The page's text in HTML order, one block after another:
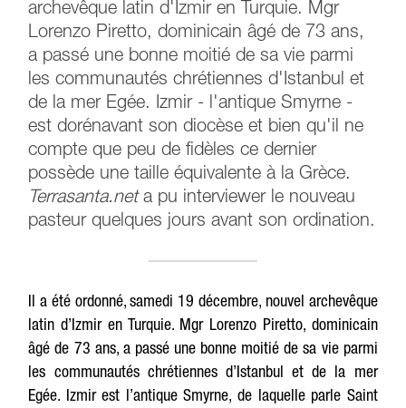
archevêque latin d'Izmir en Turquie. Mgr
Lorenzo Piretto, dominicain âgé de 73 ans,
a passé une bonne moitié de sa vie parmi
les communautés chrétiennes d'Istanbul et
de la mer Egée. Izmir - l'antique Smyrne -
est dorénavant son diocèse et bien qu'il ne
compte que peu de fidèles ce dernier
possède une taille équivalente à la Grèce.
Terrasanta.neta pu interviewer le nouveau
pasteur quelques jours avant son ordination.
Il a été ordonné, samedi 19 décembre, nouvel archevêque
latin d’Izmir en Turquie. Mgr Lorenzo Piretto, dominicain
âgé de 73 ans, a passé une bonne moitié de sa vie parmi
les communautés chrétiennes d’Istanbul et de la mer
Egée. Izmir est l’antique Smyrne, de laquelle parle Saint